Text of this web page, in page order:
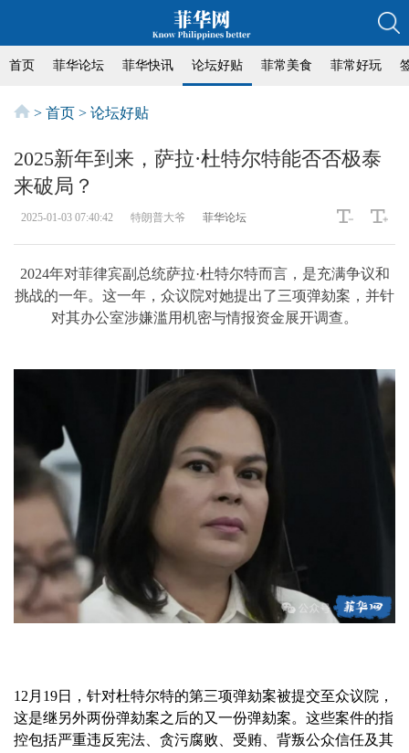
首页 菲华论坛 菲华快讯 论坛好贴 菲常美食 菲常好玩
> 首页 > 论坛好贴
2025新年到来，萨拉·杜特尔特能否否极泰
来破局？
2025-01-03 07:40:42 特朗普大爷 菲华论坛
2024年对菲律宾副总统萨拉·杜特尔特而言，是充满争议和
挑战的一年。这一年，众议院对她提出了三项弹劾案，并针
对其办公室涉嫌滥用机密与情报资金展开调查。
12月19日，针对杜特尔特的第三项弹劾案被提交至众议院，
这是继另外两份弹劾案之后的又一份弹劾案。这些案件的指
控包括严重违反宪法、贪污腐败、受贿、背叛公众信任及其